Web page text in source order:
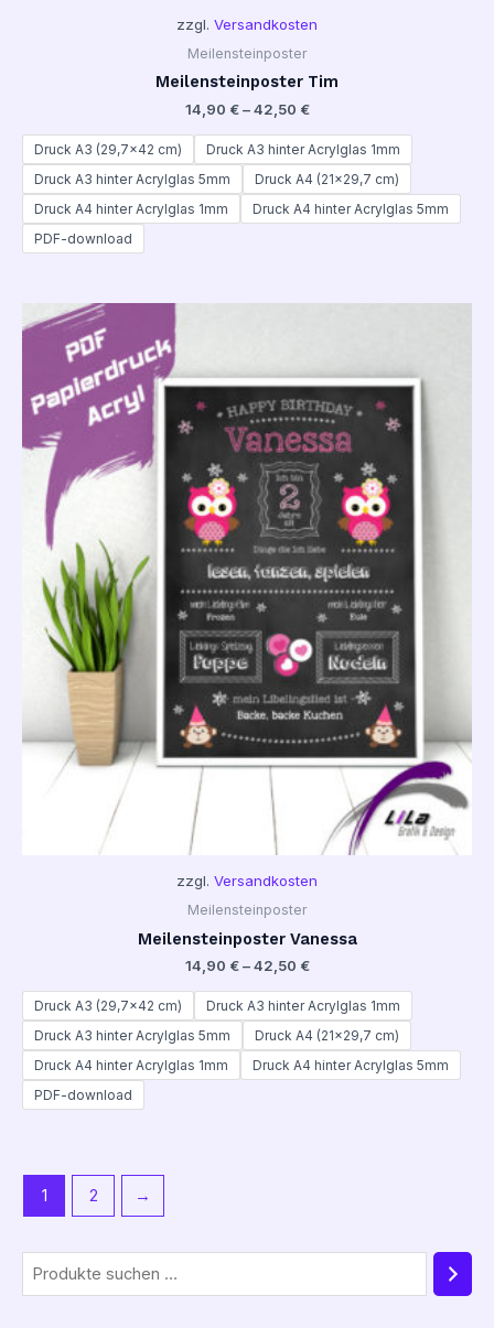
zzgl. Versandkosten
Meilensteinposter
Meilensteinposter Tim
14,90 €–42,50 €
Druck A3 (29,7x42 cm)
Druck A3 hinter Acrylglas 1mm
Druck A3 hinter Acrylglas 5mm
Druck A4 (21x29,7 cm)
Druck A4 hinter Acrylglas 1mm
Druck A4 hinter Acrylglas 5mm
PDF-download
zzgl. Versandkosten
Meilensteinposter
Meilensteinposter Vanessa
14,90 €–42,50 €
Druck A3 (29,7x42 cm)
Druck A3 hinter Acrylglas 1mm
Druck A3 hinter Acrylglas 5mm
Druck A4 (21x29,7 cm)
Druck A4 hinter Acrylglas 1mm
Druck A4 hinter Acrylglas 5mm
PDF-download
1 2 →